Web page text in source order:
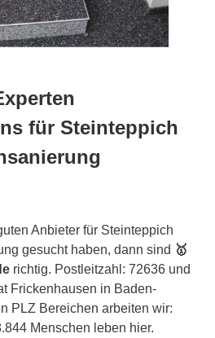
für Steinteppich
Anbieter für Steinteppich
gesucht haben, dann sind 🥇
richtig. Postleitzahl: 72636 und
Frickenhausen in Baden-
PLZ Bereichen arbeiten wir:
Menschen leben hier.